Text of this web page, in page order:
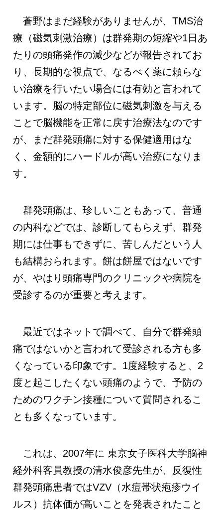
蒼野はまだ経験がありませんが、TMS治
療（磁気刺激治療）は群発期の短縮や1日あ
たりの頭痛発作の減少などが報告されてお
り、長期的な視点で、なるべく薬に頼らな
い治療を行いたい場合には有効と言われて
います。脳の特定部位に磁気刺激を与える
ことで脳機能を正常に戻す治療法なのです
が、まだ群発頭痛に対する保健適用はな
く、金額的にハードルが高い治療になりま
す。
群発頭痛は、珍しいこともあって、普通
の内科などでは、診断してもらえず、群発
期には仕事もできずに、苦しんだという人
も結構おられます。餅は餅屋ではないです
が、やはり頭痛専門のクリニックや病院を
受診するのが重要と考えます。
最近ではネットで調べて、自分で群発頭
痛ではないかと言われて受診される方も多
くなっている印象です。1度経験すると、2
度と起こしたくない頭痛のようで、予防の
ためのワクチン接種について質問されるこ
とも多くなっています。
これは、2007年に 東京女子医科大学脳神
経外科客員教授の清水俊彦先生が、反復性
群発頭痛患者ではVZV（水痘帯状疱疹ウイ
ルス）抗体価が高いことを発表されたこと